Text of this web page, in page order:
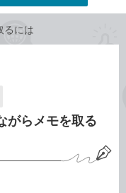
るには
がらメモを取る